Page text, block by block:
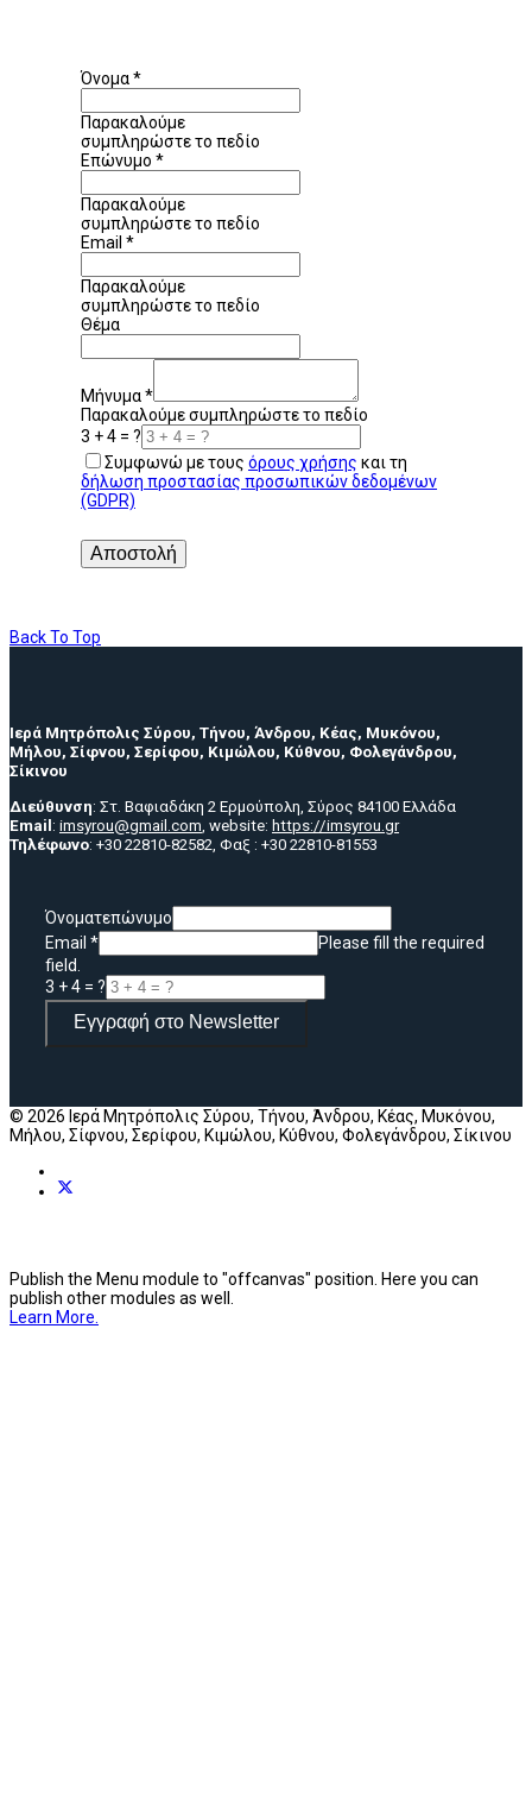
Όνομα*
Παρακαλούμε
συμπληρώστε το πεδίο
Επώνυμο *
Παρακαλούμε
συμπληρώστε το πεδίο
Email *
Παρακαλούμε
συμπληρώστε το πεδίο
Θέμα
Μήνυμα*
Παρακαλούμε συμπληρώστε το πεδίο
3 + 4 = ?
Συμφωνώ με τους όρους χρήσης και τη
δήλωση προστασίας προσωπικών δεδομένων
(GDPR)
Αποστολή
Back To Top
Ιερά Μητρόπολις Σύρου, Τήνου, Άνδρου, Κέας, Μυκόνου,
Μήλου, Σίφνου, Σερίφου, Κιμώλου, Κύθνου, Φολεγάνδρου,
Σίκινου
Διεύθυνση: Στ. Βαφιαδάκη 2 Ερμούπολη, Σύρος 84100 Ελλάδα
Email : imsyrou@gmail.com, website: https://imsyrou.gr
Τηλέφωνο: +30 22810-82582, Φαξ : +30 22810-81553
Όνοματεπώνυμο
Email *
Please fill the required
field.
3 + 4 = ?
Εγγραφή στο Newsletter
© 2026 Ιερά Μητρόπολις Σύρου, Τήνου, Άνδρου, Κέας, Μυκόνου,
Μήλου, Σίφνου, Σερίφου, Κιμώλου, Κύθνου, Φολεγάνδρου, Σίκινου
Publish the Menu module to "offcanvas" position. Here you can
publish other modules as well.
Learn More.